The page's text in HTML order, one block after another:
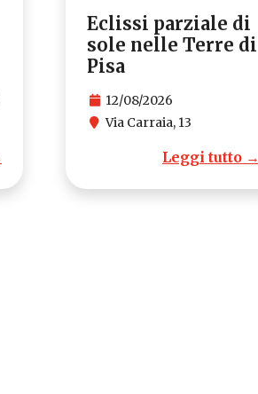
Eclissi parziale di
sole nelle Terre di
Pisa
12/08/2026
Via Carraia, 13
Leggi tutto →